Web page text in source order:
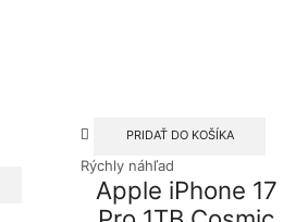
PRIDAŤ DO KOŠÍKA
Rýchly náhľad
Apple iPhone 17